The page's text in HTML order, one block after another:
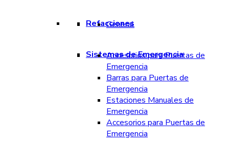
Refacciones
General
Sistemas de Emergencia
Accesorios para Puertas de
Emergencia
Barras para Puertas de
Emergencia
Estaciones Manuales de
Emergencia
Accesorios para Puertas de
Emergencia